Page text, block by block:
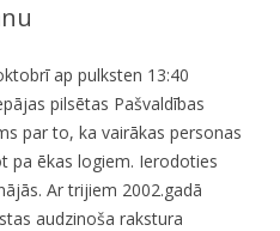
ap pulksten 13:40
pilsētas Pašvaldības
par to, ka vairākas personas
pa ēkas logiem. Ierodoties
Ar trijiem 2002.gadā
audzinoša rakstura